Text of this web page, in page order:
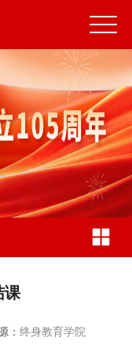
课
： 终身教育学院